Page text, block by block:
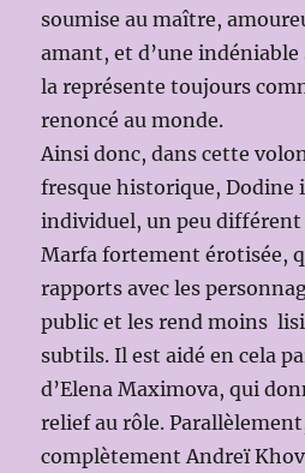
soumise au maître,
amant, et d’une
la représente toujours
renoncé au monde.
Ainsi donc, dans cette
fresque historique, Dodine
individuel, un peu différent
Marfa fortement érotisée,
rapports avec les
public et les rend moins
subtils. Il est aidé en cela
d’Elena Maximova, qui
relief au rôle.
complètement Andreï